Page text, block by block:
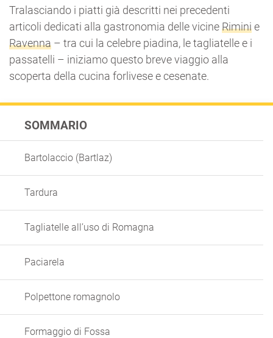
Tralasciando i piatti già descritti nei precedenti
articoli dedicati alla gastronomia delle vicineRiminie
Ravenna – tra cui la celebre piadina, le tagliatelle e i
passatelli – iniziamo questo breve viaggio alla
scoperta della cucina forlivese e cesenate.
SOMMARIO
Bartolaccio (Bartlaz)
Tardura
Tagliatelle all’uso di Romagna
Paciarela
Polpettone romagnolo
Formaggio di Fossa